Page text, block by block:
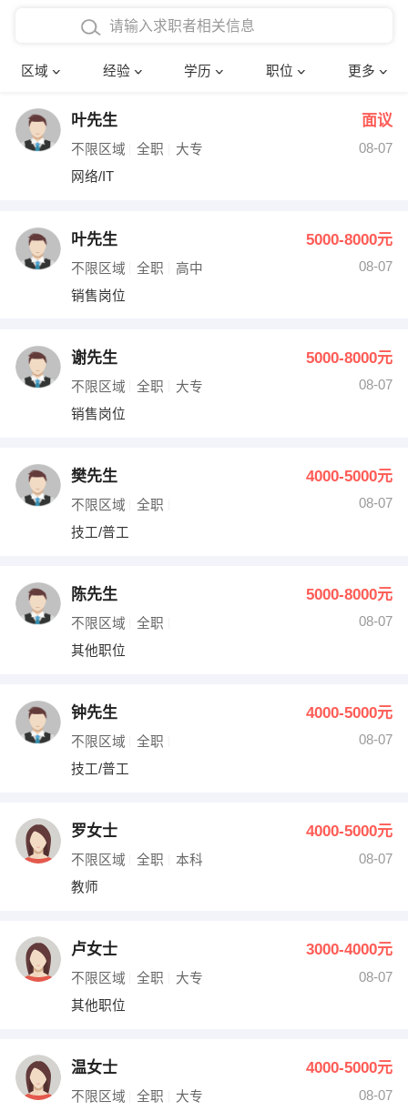
区域 经验 学历 职位 更多
在校学生工作经验
四年以上工作经验
五年以上工作经验
博士
文员
财务会计
网络IT
收银员
水电/机修
编辑 法律
其他职位
确定
叶先生 面议
不限区域 全职 大专
08-07
网络/IT
叶先生 5000-8000元
不限区域 全职 高中
08-07
销售岗位
谢先生 5000-8000元
不限区域 全职 大专
08-07
销售岗位
樊先生 4000-5000元
不限区域 全职
08-07
技工/普工
陈先生 5000-8000元
不限区域 全职
08-07
其他职位
钟先生 4000-5000元
不限区域 全职
08-07
技工/普工
罗女士 4000-5000元
不限区域 全职 本科
08-07
教师
卢女士 3000-4000元
不限区域 全职 大专
08-07
其他职位
温女士 4000-5000元
不限区域 全职 大专
08-07